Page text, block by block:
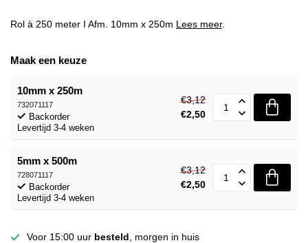
Rol à 250 meter I Afm. 10mm x 250m Lees meer.
Maak een keuze
10mm x 250m
732071117
Backorder
Levertijd 3-4 weken
€3,12
€2,50
5mm x 500m
728071117
Backorder
Levertijd 3-4 weken
€3,12
€2,50
Voor 15:00 uur besteld , morgen in huis